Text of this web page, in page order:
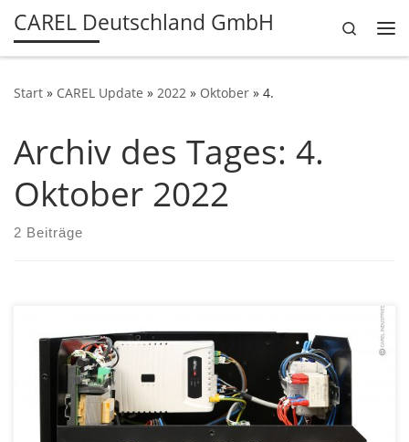
Zum Inhalt springen
CAREL Deutschland GmbH
Search
Start » CAREL Update » 2022 » Oktober » 4.
Archiv des Tages: 4.
Oktober 2022
2 Beiträge
CAREL@Chillventa: Nachhaltigkeit beginnt mit
natürlichen und Treibhausgas-armen Kältemitteln